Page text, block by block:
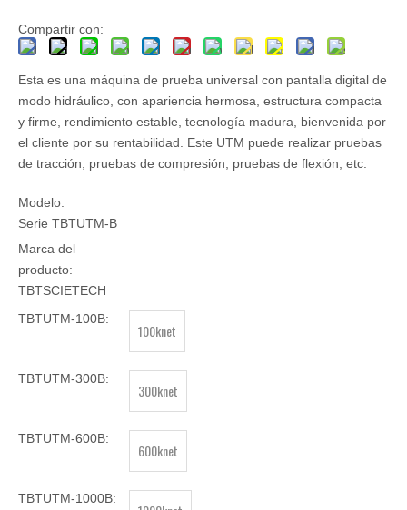
Compartir con:
Esta es una máquina de prueba universal con pantalla digital de
modo hidráulico, con apariencia hermosa, estructura compacta
y firme, rendimiento estable, tecnología madura, bienvenida por
el cliente por su rentabilidad. Este UTM puede realizar pruebas
de tracción, pruebas de compresión, pruebas de flexión, etc.
Modelo:
Serie TBTUTM-B
Marca del
producto:
TBTSCIETECH
TBTUTM-100B:
100knet
TBTUTM-300B:
300knet
TBTUTM-600B:
600knet
TBTUTM-1000B: